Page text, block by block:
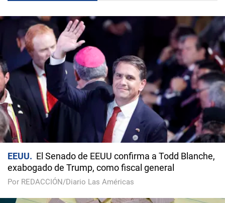
EEUU
El Senado de EEUU confirma a Todd Blanche,
exabogado de Trump, como fiscal general
Por REDACCIÓN/Diario Las Américas